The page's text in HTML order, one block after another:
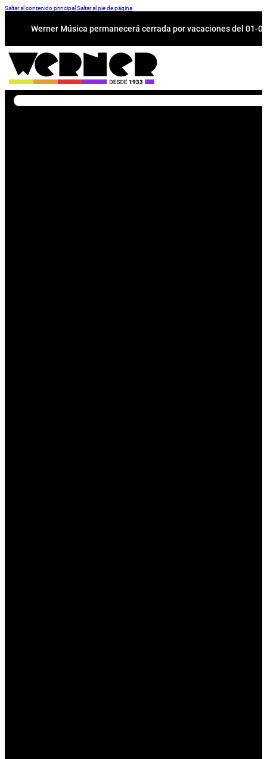
Saltar al contenido principal Saltar al pie de página
Werner Música permanecerá cerrada por vacaciones del 01-
Buscar